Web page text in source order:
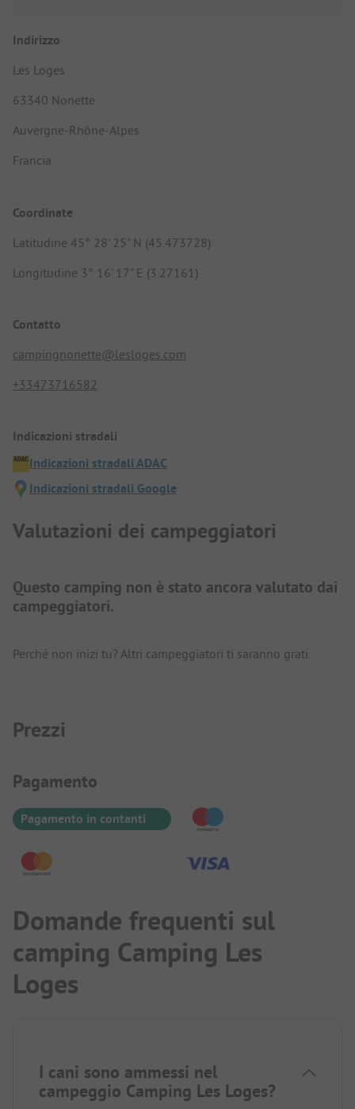
Indirizzo
Les Loges
63340 Nonette
Auvergne-Rhône-Alpes
Francia
Coordinate
Latitudine 45° 28' 25" N (45.473728)
Longitudine 3° 16' 17" E (3.27161)
Contatto
campingnonette@lesloges.com
+33473716582
Indicazioni stradali
Indicazioni stradali ADAC
Indicazioni stradali Google
Valutazioni dei campeggiatori
Questo camping non è stato ancora valutato dai
campeggiatori.
Perché non inizi tu? Altri campeggiatori ti saranno grati.
Prezzi
Informazioni sul pagamento
Pagamento
Pagamento in contanti
Domande frequenti sul
camping Camping Les
Loges
I cani sono ammessi nel
campeggio Camping Les Loges?